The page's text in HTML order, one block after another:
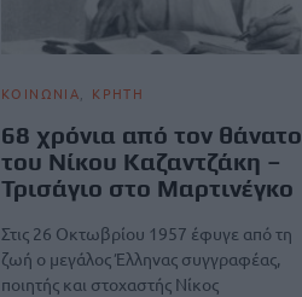
ΚΟΙΝΩΝΙΑ ΚΡΗΤΗ
68 χρόνια από τον θάνατο
του Νίκου Καζαντζάκη –
Τρισάγιο στο Μαρτινέγκο
Στις 26 Οκτωβρίου 1957 έφυγε από τη
ζωή ο μεγάλος Έλληνας συγγραφέας,
ποιητής και στοχαστής Νίκος